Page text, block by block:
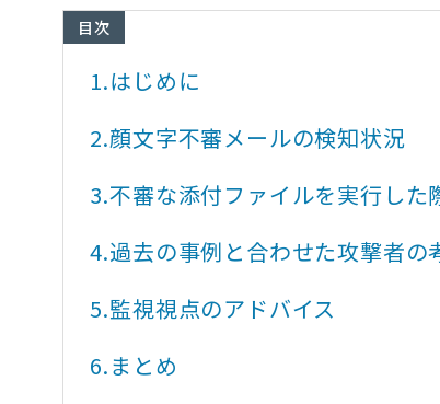
目次
1.はじめに
2.顔文字不審メールの検知状況
3.不審な添付ファイルを実行した
4.過去の事例と合わせた攻撃者の
5.監視視点のアドバイス
6.まとめ